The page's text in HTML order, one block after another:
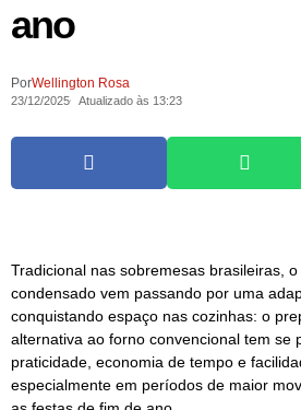
ano
PorWellington Rosa
23/12/2025 Atualizado às 13:23
Tradicional nas sobremesas brasileiras,
condensado vem passando por uma
conquistando espaço nas cozinhas: o
alternativa ao forno convencional tem se
praticidade, economia de tempo e
especialmente em períodos de maior